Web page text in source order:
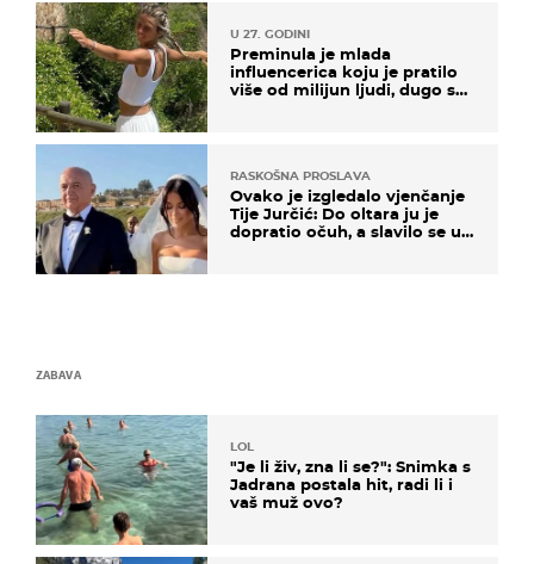
U 27. GODINI
Preminula je mlada
influencerica koju je pratilo
više od milijun ljudi, dugo se
RASKOŠNA PROSLAVA
Ovako je izgledalo vjenčanje
Tije Jurčić: Do oltara ju je
dopratio očuh, a slavilo se uz
ZABAVA
LOL
"Je li živ, zna li se?": Snimka s
Jadrana postala hit, radi li i
vaš muž ovo?